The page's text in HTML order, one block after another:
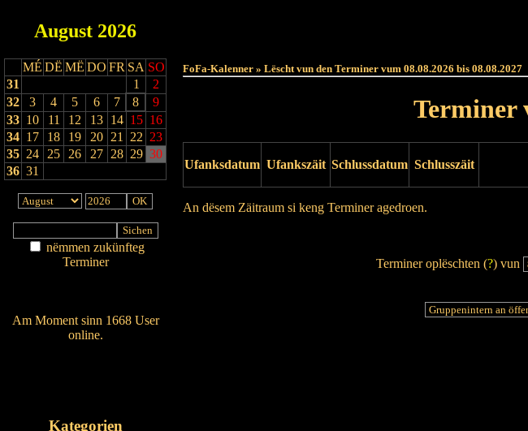
August 2026
MÉ DË MË DO FR SA SO
31
1
2
32
3 4 5 6 7 8
9
33 10 11 12 13 14 15 16
34 17 18 19 20 21 22 23
35 24 25 26 27 28 29 30
36 31
nëmmen zukünfteg
Terminer
Am Moment sinn 1668 User
online.
Kategorien
FoFa-Kalenner » Lëscht vun den Terminer vum 08.08.2026 bis 08.08.2027
Terminer
Ufanksdatum Ufankszäit Schlussdatum Schlusszäit
An dësem Zäitraum si keng Terminer agedroen.
Terminer oplëschten (?) vun